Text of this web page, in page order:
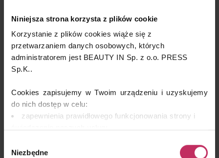
Niniejsza strona korzysta z plików cookie
Korzystanie z plików cookies wiąże się z
przetwarzaniem danych osobowych, których
administratorem jest BEAUTY IN Sp. z o.o. PRESS
Sp.K..
Cookies zapisujemy w Twoim urządzeniu i uzyskujemy
do nich dostęp w celu:
zapewnienia prawidłowego funkcjonowania strony i
analizy zachowań użytkowników w celu ich lepszego
zgody
Niezbędne
Wrocław (14.03),
Rzeszów (15.03),
Poznań i Łódź (16.03),
Olsztyn (21.03),
Gdynia (22.03),
Uwaga liczba miejsc ograniczona!